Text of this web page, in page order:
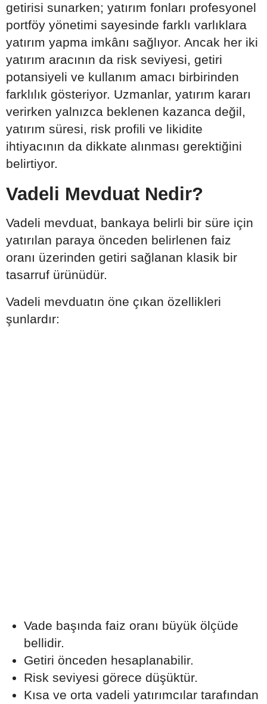
getirisi sunarken; yatırım fonları profesyonel
portföy yönetimi sayesinde farklı varlıklara
yatırım yapma imkânı sağlıyor. Ancak her iki
yatırım aracının da risk seviyesi, getiri
potansiyeli ve kullanım amacı birbirinden
farklılık gösteriyor. Uzmanlar, yatırım kararı
verirken yalnızca beklenen kazanca değil,
yatırım süresi, risk profili ve likidite
ihtiyacının da dikkate alınması gerektiğini
belirtiyor.
Vadeli Mevduat Nedir?
Vadeli mevduat, bankaya belirli bir süre için
yatırılan paraya önceden belirlenen faiz
oranı üzerinden getiri sağlanan klasik bir
tasarruf ürünüdür.
Vadeli mevduatın öne çıkan özellikleri
şunlardır:
Vade başında faiz oranı büyük ölçüde
bellidir.
Getiri önceden hesaplanabilir.
Risk seviyesi görece düşüktür.
Kısa ve orta vadeli yatırımcılar tarafından